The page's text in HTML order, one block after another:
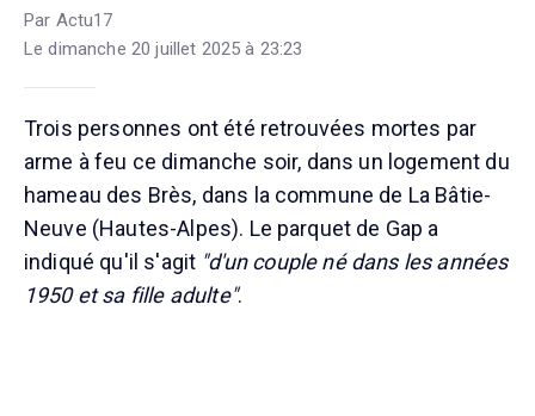
Par Actu17
Le dimanche 20 juillet 2025 à 23:23
Trois personnes ont été retrouvées mortes par
arme à feu ce dimanche soir, dans un logement du
hameau des Brès, dans la commune de La Bâtie-
Neuve (Hautes-Alpes). Le parquet de Gap a
indiqué qu'il s'agit "d'un couple né dans les années
1950 et sa fille adulte".